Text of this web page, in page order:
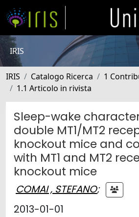
IRIS
IRIS Catalogo Ricerca
1
1.1 Articolo in rivista
Sleep-wake
double MT1/MT2
knockout mice and
with MT1 and MT2
knockout mice
COMAI , STEFANO;
2013-01-01